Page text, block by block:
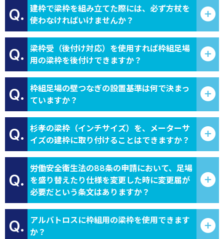
Q.
建枠で梁枠を組み立てた際には、必ず方杖を
使わなければいけませんか？
Q.
梁枠受（後付け対応）を使用すれば枠組足場
用の梁枠を後付けできますか？
Q.
枠組足場の壁つなぎの設置基準は何で決まっ
ていますか？
Q.
杉孝の梁枠（インチサイズ）を、メーターサ
イズの建枠に取り付けることはできますか？
Q.
労働安全衛生法の88条の申請において、足場
を盛り替えたり仕様を変更した時に変更届が
必要だという条文はありますか？
Q.
アルバトロスに枠組用の梁枠を使用できます
か？